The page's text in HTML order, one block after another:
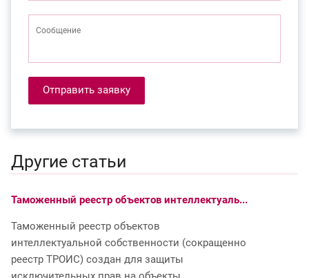
Отправить заявку
Другие статьи
Таможенный реестр объектов интеллектуаль...
Таможенный реестр объектов
интеллектуальной собственности (сокращенно
реестр ТРОИС) создан для защиты